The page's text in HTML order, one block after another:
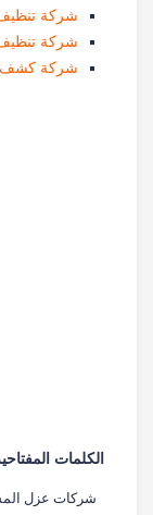
شركة
شركة
شركة كشف
الكلمات
شركات عزل